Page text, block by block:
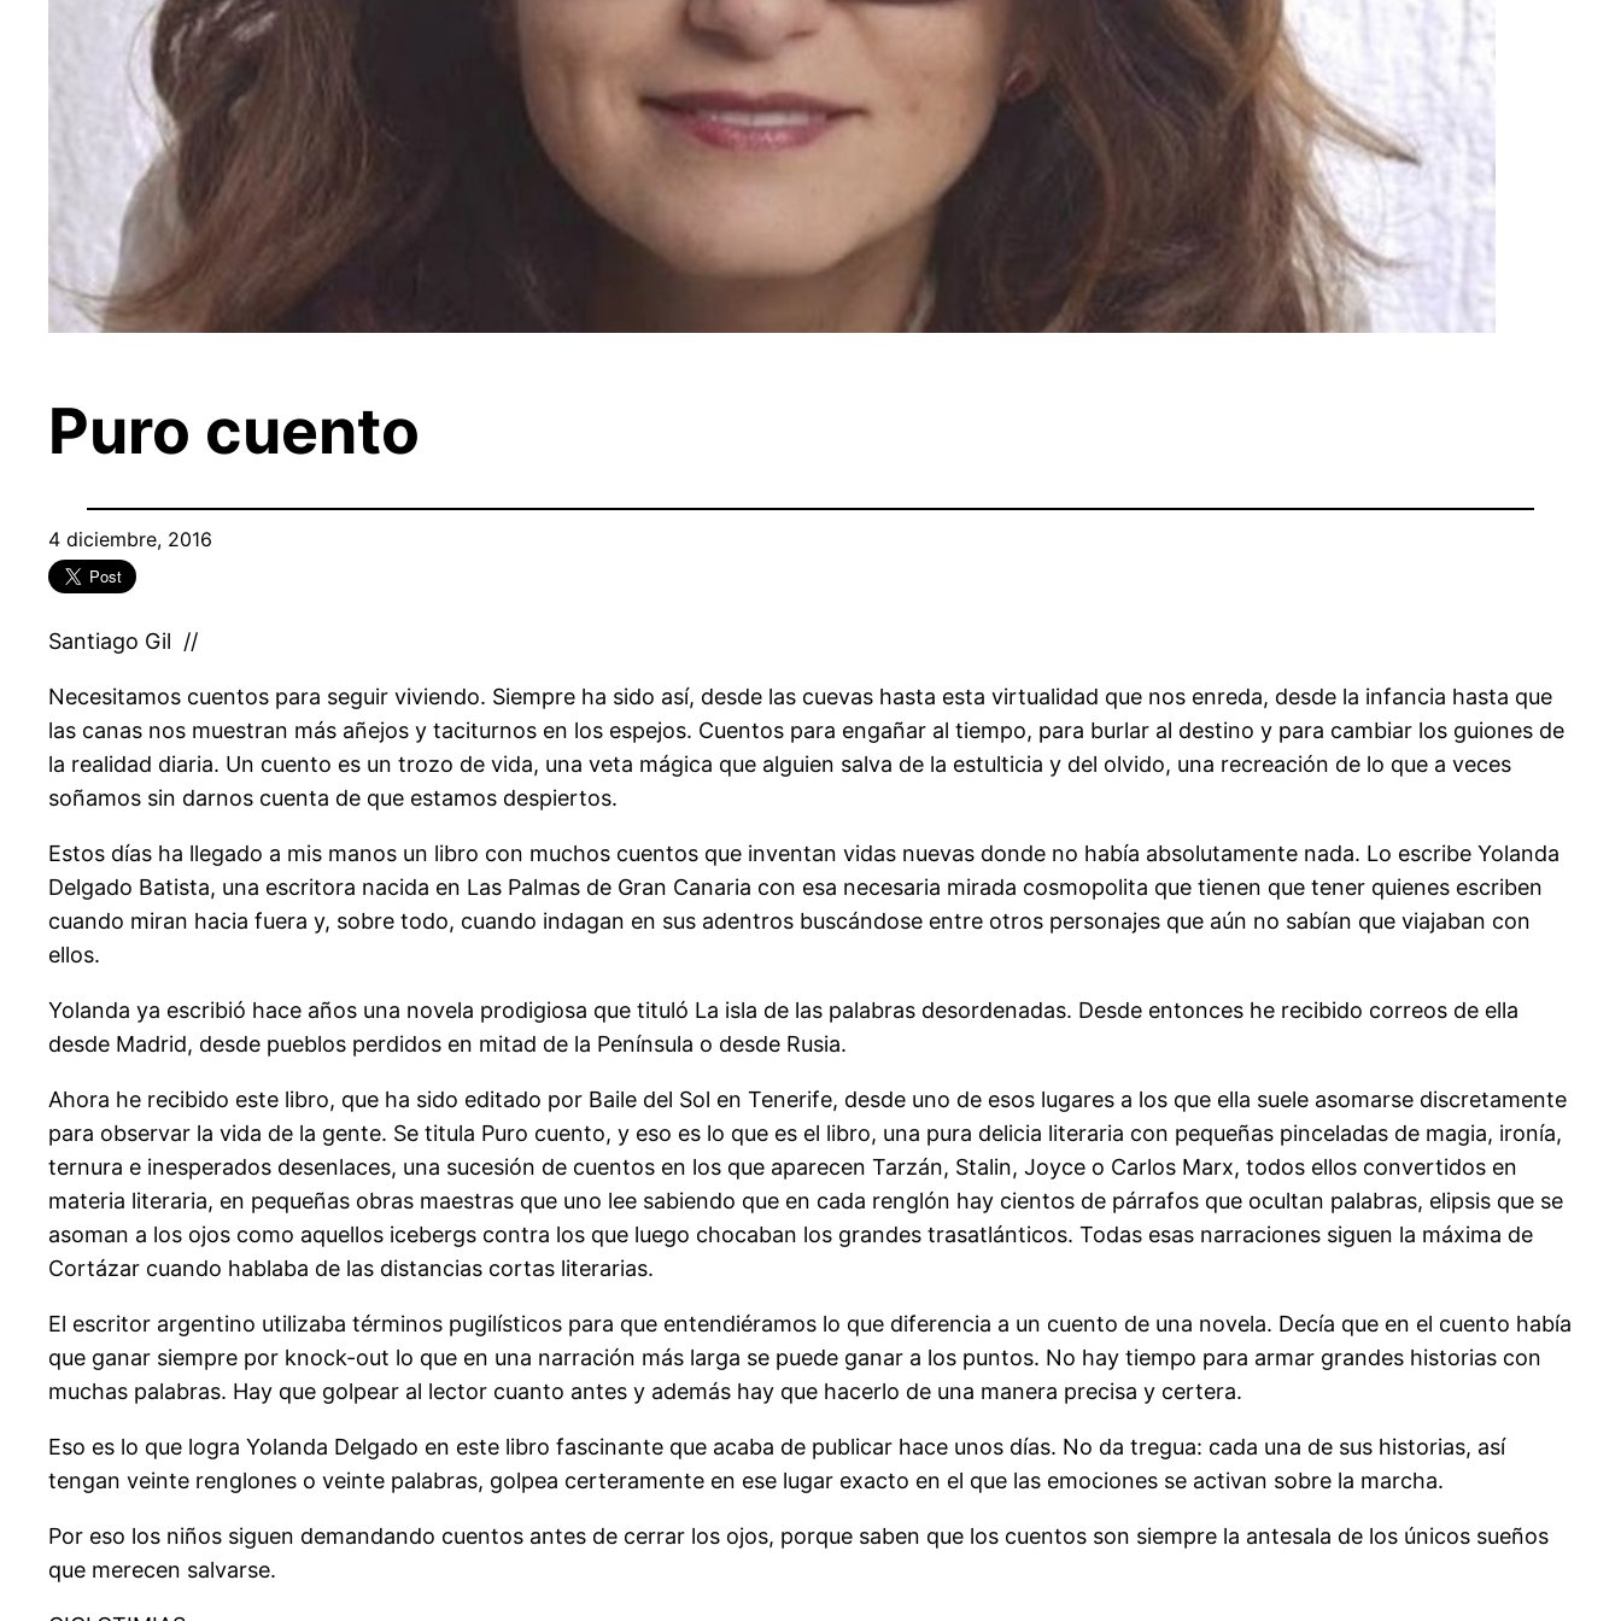
Puro cuento
4 diciembre, 2016
Santiago Gil //
Necesitamos cuentos para seguir viviendo. Siempre ha sido así, desde las cuevas hasta esta virtualidad que nos enreda, desde la infancia hasta que
las canas nos muestran más añejos y taciturnos en los espejos. Cuentos para engañar al tiempo, para burlar al destino y para cambiar los guiones de
la realidad diaria. Un cuento es un trozo de vida, una veta mágica que alguien salva de la estulticia y del olvido, una recreación de lo que a veces
soñamos sin darnos cuenta de que estamos despiertos.
Estos días ha llegado a mis manos un libro con muchos cuentos que inventan vidas nuevas donde no había absolutamente nada. Lo escribe Yolanda
Delgado Batista, una escritora nacida en Las Palmas de Gran Canaria con esa necesaria mirada cosmopolita que tienen que tener quienes escriben
cuando miran hacia fuera y, sobre todo, cuando indagan en sus adentros buscándose entre otros personajes que aún no sabían que viajaban con
ellos.
Yolanda ya escribió hace años una novela prodigiosa que tituló La isla de las palabras desordenadas. Desde entonces he recibido correos de ella
desde Madrid, desde pueblos perdidos en mitad de la Península o desde Rusia.
Ahora he recibido este libro, que ha sido editado por Baile del Sol en Tenerife, desde uno de esos lugares a los que ella suele asomarse discretamente
para observar la vida de la gente. Se titula Puro cuento, y eso es lo que es el libro, una pura delicia literaria con pequeñas pinceladas de magia, ironía,
ternura e inesperados desenlaces, una sucesión de cuentos en los que aparecen Tarzán, Stalin, Joyce o Carlos Marx, todos ellos convertidos en
materia literaria, en pequeñas obras maestras que uno lee sabiendo que en cada renglón hay cientos de párrafos que ocultan palabras, elipsis que se
asoman a los ojos como aquellos icebergs contra los que luego chocaban los grandes trasatlánticos. Todas esas narraciones siguen la máxima de
Cortázar cuando hablaba de las distancias cortas literarias.
El escritor argentino utilizaba términos pugilísticos para que entendiéramos lo que diferencia a un cuento de una novela. Decía que en el cuento había
que ganar siempre por knock-out lo que en una narración más larga se puede ganar a los puntos. No hay tiempo para armar grandes historias con
muchas palabras. Hay que golpear al lector cuanto antes y además hay que hacerlo de una manera precisa y certera.
Eso es lo que logra Yolanda Delgado en este libro fascinante que acaba de publicar hace unos días. No da tregua: cada una de sus historias, así
tengan veinte renglones o veinte palabras, golpea certeramente en ese lugar exacto en el que las emociones se activan sobre la marcha.
Por eso los niños siguen demandando cuentos antes de cerrar los ojos, porque saben que los cuentos son siempre la antesala de los únicos sueños
que merecen salvarse.